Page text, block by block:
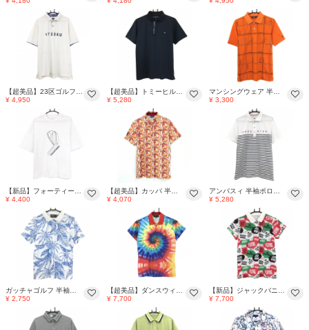
【超美品】23区ゴルフ 半袖ポロシャツ 白×ネイビー 前立て・袖口花柄 フロントロゴ メンズ 5L ゴルフウェア 大きいサイズ 23区
¥ 4,950
【超美品】トミーヒルフィガーゴルフ 半袖ポロシャツ ネイビー 前立てロゴ メンズ M ゴルフウェア Tommy Hilfiger Golf
¥ 5,280
マンシングウェア 半袖ポロシャツ オレンジ×ネイビー 格子 ロゴ メンズ M ゴルフウェア Munsingwear
¥ 3,300
【新品】フォーティーン Tシャツ 白 フロントロゴ メンズ M ゴルフウェア FOURTEEN
¥ 4,400
【超美品】カッパ 半袖ポロシャツ オレンジ×イエロー 総柄 ボタンダウン メンズ O(XL) ゴルフウェア Kappa
¥ 4,070
アンパスィ 半袖ポロシャツ 白×ネイビー 下部ボーダー メンズ LL ゴルフウェア and per se
¥ 5,280
ガッチャゴルフ 半袖ポロシャツ 白×ブルー 花柄 襟裏英字 メンズ S ゴルフウェア GOTCHAGOLF
¥ 2,750
【超美品】ダンスウィズドラゴン 半袖ポロシャツ マルチカラー タイダイ風 レディース 2(M) ゴルフウェア Dance With Dragon
¥ 7,700
【新品】ジャックバニー 半袖ポロシャツ 白×レッド×グリーン 総柄 吸湿速乾 レディース 1(M) ゴルフウェア Jack Bunny
¥ 7,700